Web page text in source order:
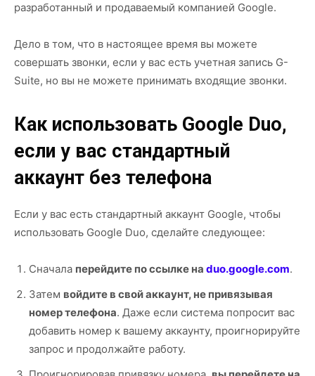
разработанный и продаваемый компанией Google.
Дело в том, что в настоящее время вы можете
совершать звонки, если у вас есть учетная запись G-
Suite, но вы не можете принимать входящие звонки.
Как использовать Google Duo,
если у вас стандартный
аккаунт без телефона
Если у вас есть стандартный аккаунт Google, чтобы
использовать Google Duo, сделайте следующее:
Сначала перейдите по ссылке на duo.google.com.
Затем войдите в свой аккаунт, не привязывая
номер телефона. Даже если система попросит вас
добавить номер к вашему аккаунту, проигнорируйте
запрос и продолжайте работу.